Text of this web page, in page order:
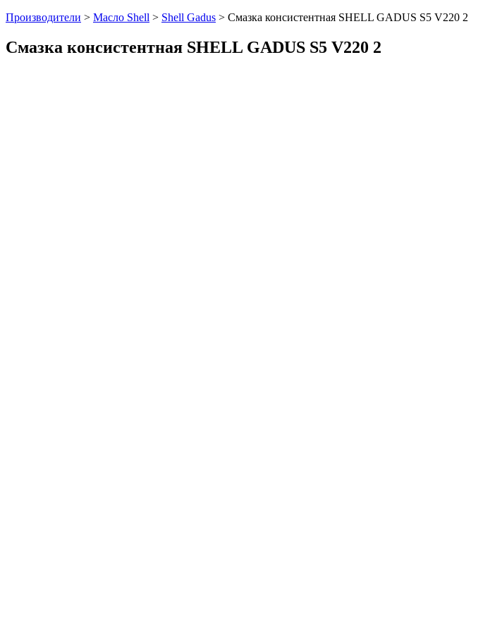
Производители > Масло Shell > Shell Gadus > Смазка консистентная SHELL GADUS S5 V220 2
Смазка консистентная SHELL GADUS S5 V220 2